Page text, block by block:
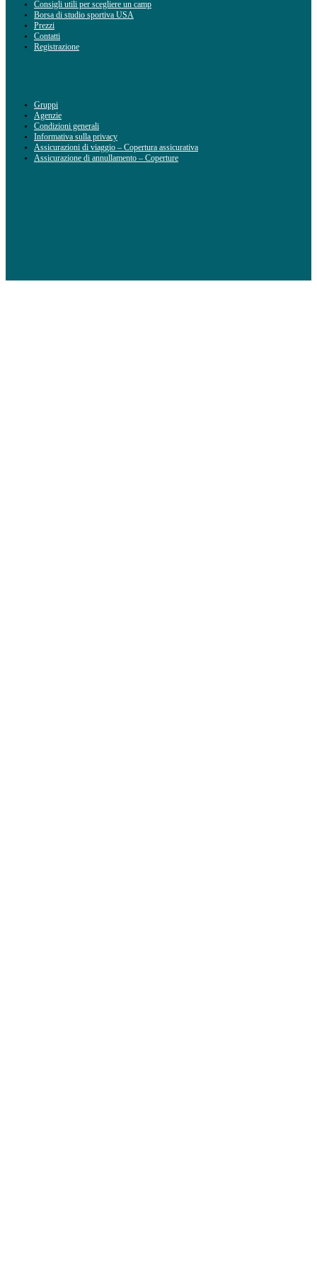
Consigli utili per scegliere un camp
Borsa di studio sportiva USA
Prezzi
Contatti
Registrazione
Gruppi
Agenzie
Condizioni generali
Informativa sulla privacy
Assicurazioni di viaggio – Copertura assicurativa
Assicurazione di annullamento – Coperture